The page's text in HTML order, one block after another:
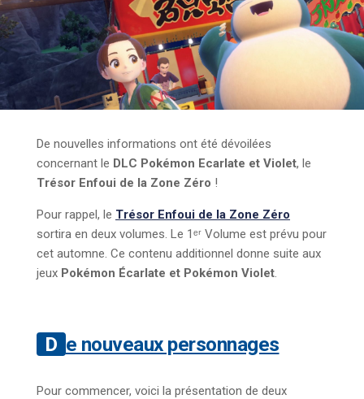
De nouvelles informations ont été dévoilées
concernant le DLC Pokémon Ecarlate et Violet, le
Trésor Enfoui de la Zone Zéro !
Pour rappel, le Trésor Enfoui de la Zone Zéro
sortira en deux volumes. Le 1ᵉʳ Volume est prévu pour
cet automne. Ce contenu additionnel donne suite aux
jeux Pokémon Écarlate et Pokémon Violet.
De nouveaux personnages
Pour commencer, voici la présentation de deux